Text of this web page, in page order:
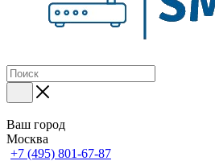
Ваш город
Москва
+7 (495) 801-67-87